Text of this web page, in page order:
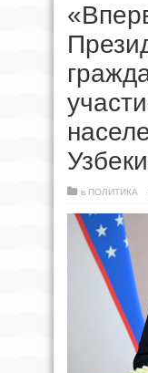
в ПОЛИТИКА